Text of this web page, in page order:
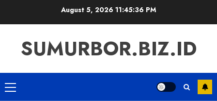
August 5, 202611:45:37 PM
SUMURBOR.BIZ.ID
Primary